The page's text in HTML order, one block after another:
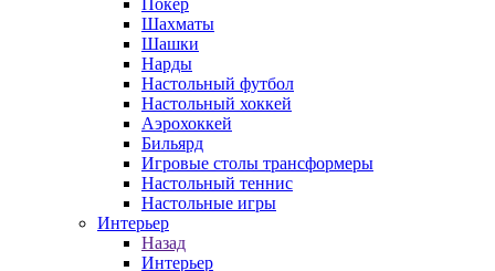
Покер
Шахматы
Шашки
Нарды
Настольный футбол
Настольный хоккей
Аэрохоккей
Бильярд
Игровые столы трансформеры
Настольный теннис
Настольные игры
Интерьер
Назад
Интерьер